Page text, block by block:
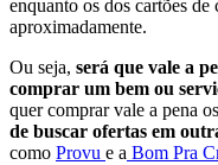
enquanto os dos cartões
aproximadamente.
Ou seja, será que vale a
comprar um bem ou
quer comprar vale a pena
de buscar ofertas em
como Provu e a Bom Pra